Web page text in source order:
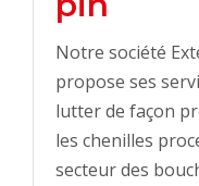
Notre société
propose ses
lutter de façon
les chenilles
secteur des